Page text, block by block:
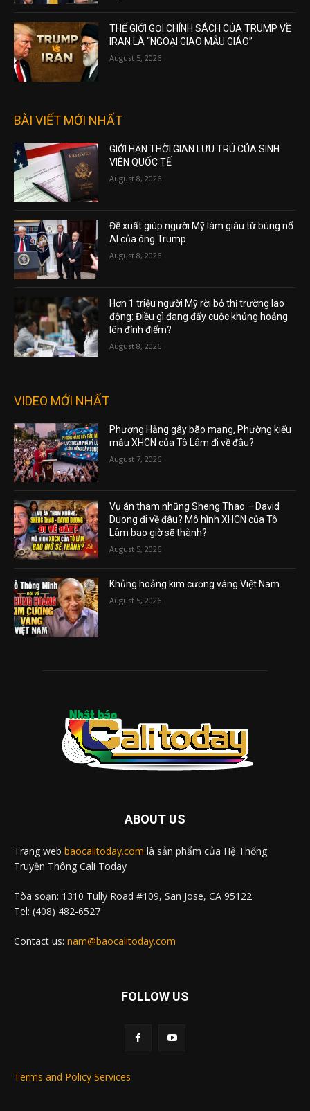
THẾ GIỚI GỌI CHÍNH SÁCH CỦA TRUMP VỀ
IRAN LÀ “NGOẠI GIAO MẪU GIÁO”
August 5, 2026
BÀI VIẾT MỚI NHẤT
GIỚI HẠN THỜI GIAN LƯU TRÚ CỦA SINH
VIÊN QUỐC TẾ
August 8, 2026
Đề xuất giúp người Mỹ làm giàu từ bùng nổ
AI của ông Trump
August 8, 2026
Hơn 1 triệu người Mỹ rời bỏ thị trường lao
động: Điều gì đang đẩy cuộc khủng hoảng
lên đỉnh điểm?
August 8, 2026
VIDEO MỚI NHẤT
Phương Hằng gây bão mạng, Phường kiểu
mẫu XHCN của Tô Lâm đi về đâu?
August 7, 2026
Vụ án tham nhũng Sheng Thao – David
Duong đi về đâu? Mô hình XHCN của Tô
Lâm bao giờ sẽ thành?
August 5, 2026
Khủng hoảng kim cương vàng Việt Nam
August 5, 2026
ABOUT US
Trang web baocalitoday.com là sản phẩm của Hệ Thống
Truyền Thông Cali Today
Tòa soạn: 1310 Tully Road #109, San Jose, CA 95122
Tel: (408) 482-6527
Contact us: nam@baocalitoday.com
FOLLOW US
Terms and Policy Services